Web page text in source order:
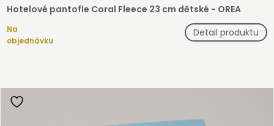
Hotelové pantofle Coral Fleece 23 cm dětské - OREA
Na
objednávku
Detail produktu